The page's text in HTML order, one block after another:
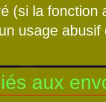
(si la fonction
usage
aux